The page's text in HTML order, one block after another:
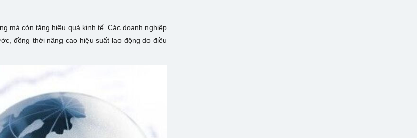
mà còn tăng hiệu quả kinh tế. Các doanh nghiệp
đồng thời nâng cao hiệu suất lao động do điều